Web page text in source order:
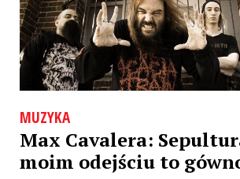
MUZYKA
Max Cavalera:
moim odejściu to